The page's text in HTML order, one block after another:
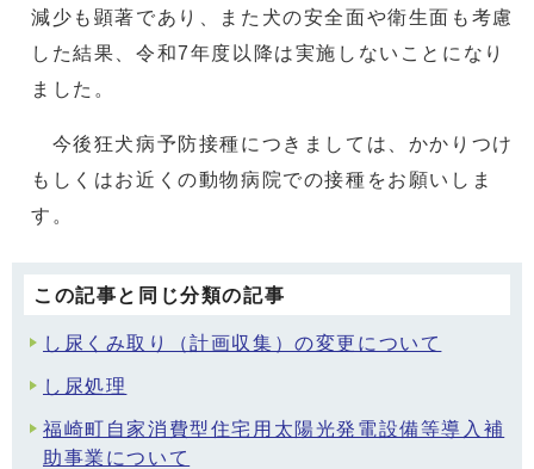
減少も顕著であり、また犬の安全面や衛生面も考慮
した結果、令和7年度以降は実施しないことになり
ました。
今後狂犬病予防接種につきましては、かかりつけ
もしくはお近くの動物病院での接種をお願いしま
す。
この記事と同じ分類の記事
し尿くみ取り（計画収集）の変更について
し尿処理
福崎町自家消費型住宅用太陽光発電設備等導入補
助事業について